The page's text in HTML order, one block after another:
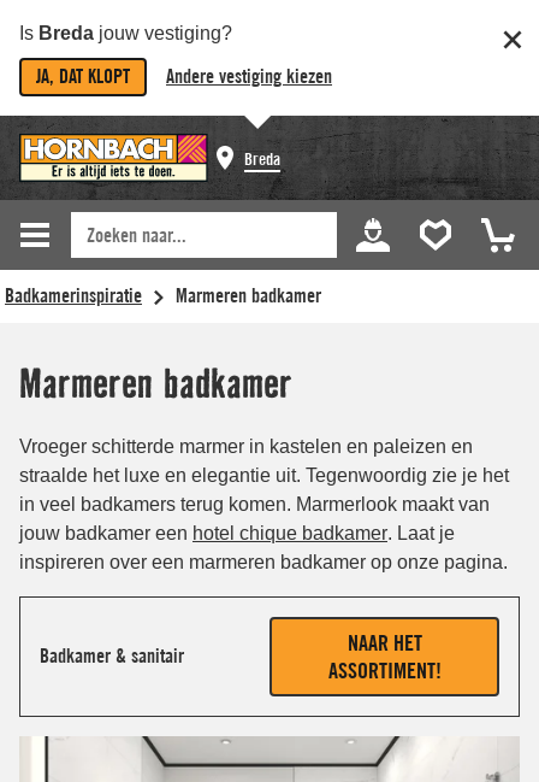
Is Breda jouw vestiging?
JA, DAT KLOPT Andere vestiging kiezen
Breda